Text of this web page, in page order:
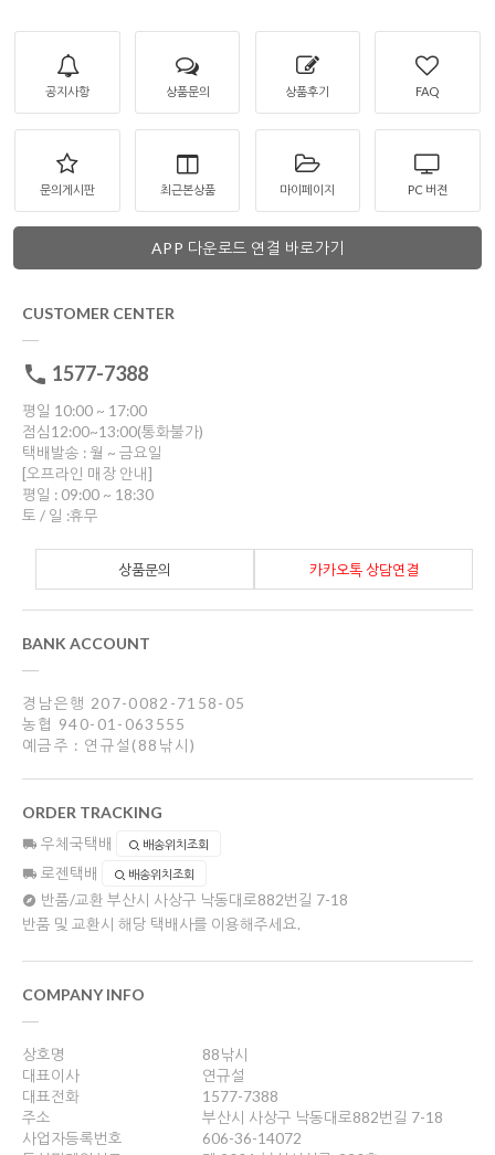
공지사항 상품문의 상품후기 FAQ
문의게시판 최근본상품 마이페이지 PC 버젼
APP 다운로드 연결 바로가기
CUSTOMER CENTER
1577-7388
평일 10:00 ~ 17:00
점심12:00~13:00(통화불가)
택배발송 : 월 ~ 금요일
[오프라인 매장 안내]
평일 : 09:00 ~ 18:30
토 / 일 :휴무
카카오톡 상담연결
상품문의
BANK ACCOUNT
경남은행 207-0082-7158-05
농협 940-01-063555
예금주 : 연규설(88낚시)
ORDER TRACKING
우체국택배 배송위치조회
로젠택배 배송위치조회
반품/교환 부산시 사상구 낙동대로882번길 7-18
반품 및 교환시 해당 택배사를 이용해주세요.
COMPANY INFO
상호명
88낚시
대표이사
연규설
대표전화
1577-7388
주소
부산시 사상구 낙동대로882번길 7-18
사업자등록번호
606-36-14072